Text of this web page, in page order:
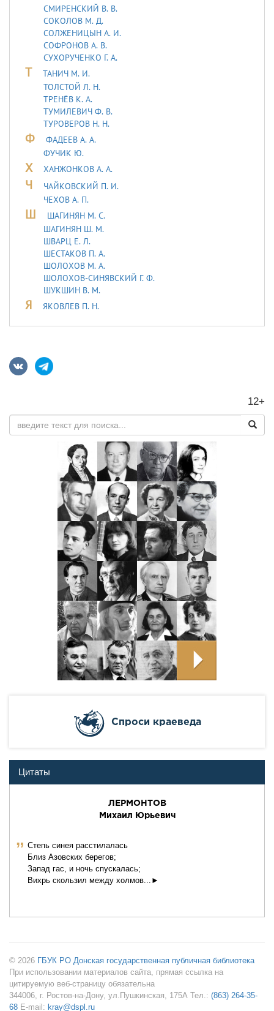
СМИРЕНСКИЙ В. В.
СОКОЛОВ М. Д.
СОЛЖЕНИЦЫН А. И.
СОФРОНОВ А. В.
СУХОРУЧЕНКО Г. А.
Т
ТАHИЧ М. И.
ТОЛСТОЙ Л. Н.
ТРЕНЁВ К. А.
ТУМИЛЕВИЧ Ф. В.
ТУРОВЕРОВ Н. Н.
Ф
ФАДЕЕВ А. А.
ФУЧИК Ю.
Х ХАНЖОНКОВ А. А.
Ч
ЧАЙКОВСКИЙ П. И.
ЧЕХОВ А. П.
Ш
ШАГИНЯН М. С.
ШАГИНЯН Ш. М.
ШВАРЦ Е. Л.
ШЕСТАКОВ П. А.
ШОЛОХОВ М. А.
ШОЛОХОВ-СИНЯВСКИЙ Г. Ф.
ШУКШИН В. М.
Я ЯКОВЛЕВ П. Н.
12+
Cпроси краеведа
Цитаты
ЛЕРМОHТОВ
Михаил Юpьевич
ˮ Степь синея расстилалась
Близ Азовских берегов;
Запад гас, и ночь спускалась;
Вихрь скользил между холмов...►
© 2026 ГБУК РО Донская государственная публичная библиотека
При использовании материалов сайта, прямая ссылка на
цитируемую веб-страницу обязательна
344006, г. Ростов-на-Дону, ул.Пушкинская, 175А Тел.: (863) 264-35-
68 E-mail: kray@dspl.ru